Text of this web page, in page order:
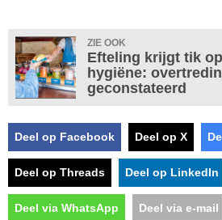
ZIE OOK
Efteling krijgt tik
hygiëne:
geconstateerd
Deel op Facebook Deel op X
Deel op Threads Deel op LinkedIn
Deel via WhatsApp Deel via e-mail